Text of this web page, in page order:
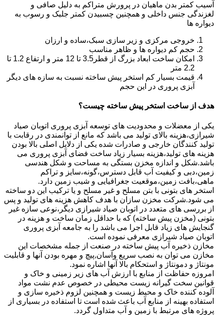
آسیب کمتر بدن ماهیان در پرورش متراکم به دلیل صافی و
لغزندگی جنس داخلی و همچنین چسبیدن کمتر جلبک و رسوب به
دیواره ها
خروجی مرکزی و زیر سازی سبک،ساده و ارزان
حجم کم دیواره ها و ظاهر مناسب
امکان ساخت ابعاد بزرگ از قطر3.5 تا 12 متر و ارتفاع 1.2 تا
2.2 متر
قیمت بسیار کم استخر پیش ساخته نسبت به سازه های دیگر
آبزی پروری در این حجم
هدف از ساخت استخر پیش ساخته چیست؟
یکی از معضلات و محدودیت های توسعه آبزی پروری اتوبان صیاد
شیرازی،هزینه بالای تولید می باشد که مانع از توانمندی در رقابت با
تولید کنندگان خارجی و صادرات شده یکی از دلایل اصلی بالا بودن
هزینه های تولید،هزینه بسیار زیاد ساخت فضای آبزی پروری می
باشد.شکل و اندازه مخزن بستگی به مساحت و شکل هندسی
زمین،دبی و کیفیت آب قابل دسترس،گونه،سایز و تراکم
ماهی،بافت زمین،موقعیت جغرافیایی و شیب زمین دارد.
استخر های بتونی با بتن مسلح و غیر مسلح و یا ترکیب این دو ساخته
می شود.شرکت مخزن سازان با هدف کاهش هزینه های تولید و پس
از بررسی های متعدد در اتوبان صیاد شیرازی دیگر،نوعی سازه غیر
بتونی (مخزن پیش ساخته) که با حداقل زمان ساخت و هزینه در
گنجایش های زیاد قابل اجرا می باشد را به جامعه آبزی پروری
اتوبان صیاد شیرازی معرفی نموده است.
مخازن ذخیره آب پیش ساخته در صنعت از جمله مشخصات این
مخازن می توان به نصب سریع وآسان,پیچ و مهره بودن آنها و قابلیت
مونتاژ و دمونتاژ و استحکام بالا آنها اشاره نمود.
امروزه حفاظت از منابع با ارزش آب های زیر زمینی و خاک و
قوانین سخت گیرانه زیست محیطی در خصوص عدم نشت مواد
آلوده کننده خاک و محیط زیست و همچنین لزوم ذخیره سازی و
استفاده بهینه از منابع آب باعث شده است تا استفاده در بسیاری از
پروژه های مرتبط با زمین و آب متداول گردد.